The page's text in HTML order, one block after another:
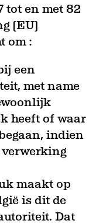
tot en met 82
(EU)
om :
een
met name
heeft of waar
indien
maakt op
is dit de
Dat